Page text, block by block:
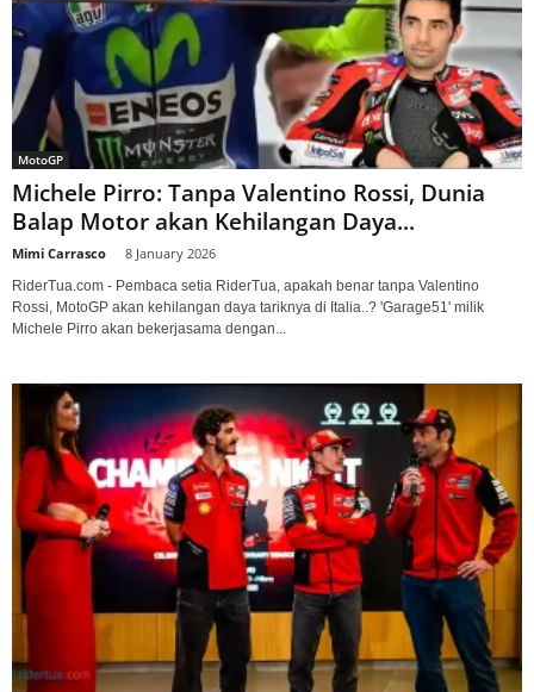
MotoGP
Michele Pirro: Tanpa Valentino Rossi, Dunia
Balap Motor akan Kehilangan Daya...
Mimi Carrasco 8 January 2026
RiderTua.com - Pembaca setia RiderTua, apakah benar tanpa Valentino
Rossi, MotoGP akan kehilangan daya tariknya di Italia..? 'Garage51' milik
Michele Pirro akan bekerjasama dengan...